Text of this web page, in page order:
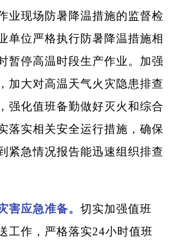
业现场防暑降温措施的监督检
单位严格执行防暑降温措施相
暂停高温时段生产作业。加强
加大对高温天气火灾隐患排查
强化值班备勤做好灭火和综合
落实相关安全运行措施，确保
紧急情况报告能迅速组织排查
害应急准备。切实加强值班
工作，严格落实24小时值班